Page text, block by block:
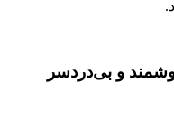
و بی‌دردسر